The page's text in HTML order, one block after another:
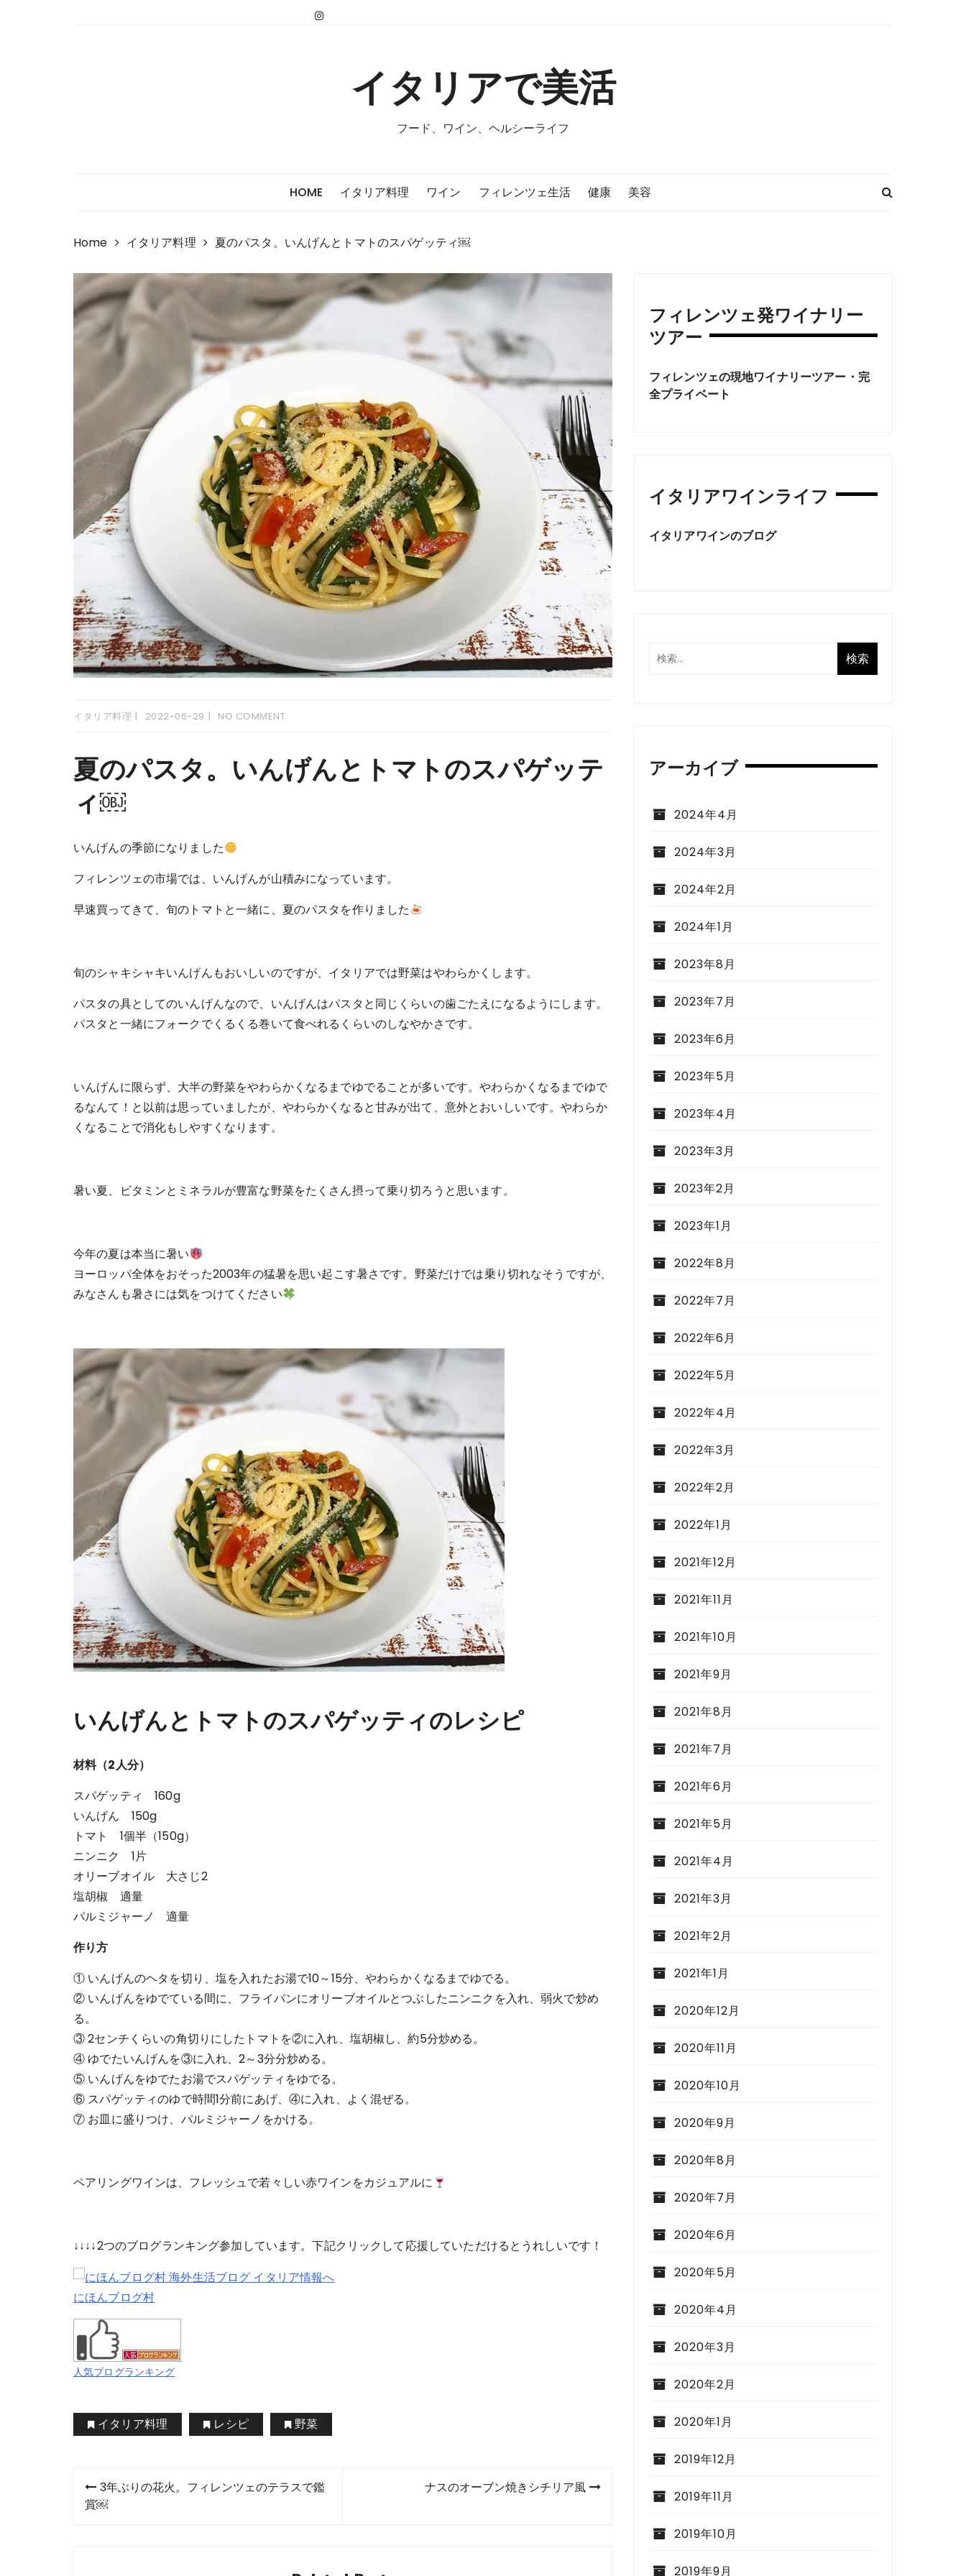
イタリアで美活
フード、ワイン、ヘルシーライフ
HOME イタリア料理 ワイン フィレンツェ生活 健康 美容
Home イタリア料理 夏のパスタ。いんげんとトマトのスパゲッティ￼
イタリア料理 2022-06-29 NO COMMENT
夏のパスタ。いんげんとトマトのスパゲッテ
ィ￼
いんげんの季節になりました
フィレンツェの市場では、いんげんが山積みになっています。
早速買ってきて、旬のトマトと一緒に、夏のパスタを作りました
旬のシャキシャキいんげんもおいしいのですが、イタリアでは野菜はやわらかくします。
パスタの具としてのいんげんなので、いんげんはパスタと同じくらいの歯ごたえになるようにします。
パスタと一緒にフォークでくるくる巻いて食べれるくらいのしなやかさです。
いんげんに限らず、大半の野菜をやわらかくなるまでゆでることが多いです。やわらかくなるまでゆで
るなんて！と以前は思っていましたが、やわらかくなると甘みが出て、意外とおいしいです。やわらか
くなることで消化もしやすくなります。
暑い夏、ビタミンとミネラルが豊富な野菜をたくさん摂って乗り切ろうと思います。
今年の夏は本当に暑い
ヨーロッパ全体をおそった2003年の猛暑を思い起こす暑さです。野菜だけでは乗り切れなそうですが、
みなさんも暑さには気をつけてください
いんげんとトマトのスパゲッティのレシピ
材料（2人分）
スパゲッティ 160g
いんげん 150g
トマト 1個半（150g）
ニンニク 1片
オリーブオイル 大さじ2
塩胡椒 適量
パルミジャーノ 適量
作り方
① いんげんのヘタを切り、塩を入れたお湯で10～15分、やわらかくなるまでゆでる。
② いんげんをゆでている間に、フライパンにオリーブオイルとつぶしたニンニクを入れ、弱火で炒め
る。
③ 2センチくらいの角切りにしたトマトを②に入れ、塩胡椒し、約5分炒める。
④ ゆでたいんげんを③に入れ、2～3分分炒める。
⑤ いんげんをゆでたお湯でスパゲッティをゆでる。
⑥ スパゲッティのゆで時間1分前にあげ、④に入れ、よく混ぜる。
⑦ お皿に盛りつけ、パルミジャーノをかける。
ペアリングワインは、フレッシュで若々しい赤ワインをカジュアルに
↓↓↓↓2つのブログランキング参加しています。下記クリックして応援していただけるとうれしいです！
にほんブログ村
人気ブログランキング
イタリア料理 レシピ 野菜
投
稿
3年ぶりの花火。フィレンツェのテラスで鑑
賞￼
ナスのオーブン焼きシチリア風
フィレンツェ発ワイナリー
ツアー
フィレンツェの現地ワイナリーツアー・完
全プライベート
イタリアワインライフ
イタリアワインのブログ
アーカイブ
2024年4月
2024年3月
2024年2月
2024年1月
2023年8月
2023年7月
2023年6月
2023年5月
2023年4月
2023年3月
2023年2月
2023年1月
2022年8月
2022年7月
2022年6月
2022年5月
2022年4月
2022年3月
2022年2月
2022年1月
2021年12月
2021年11月
2021年10月
2021年9月
2021年8月
2021年7月
2021年6月
2021年5月
2021年4月
2021年3月
2021年2月
2021年1月
2020年12月
2020年11月
2020年10月
2020年9月
2020年8月
2020年7月
2020年6月
2020年5月
2020年4月
2020年3月
2020年2月
2020年1月
2019年12月
2019年11月
2019年10月
2019年9月